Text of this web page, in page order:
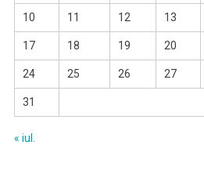
10 11 12 13
17 18 19 20
24 25 26 27
31
« iul.